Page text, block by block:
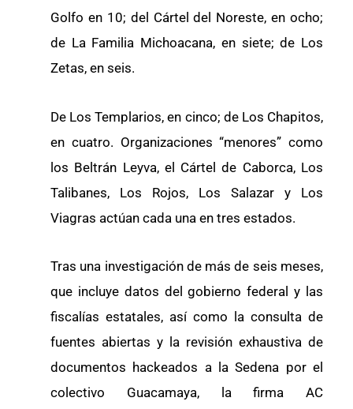
Golfo en 10; del Cártel del Noreste, en ocho;
de La Familia Michoacana, en siete; de Los
Zetas, en seis.
De Los Templarios, en cinco; de Los Chapitos,
en cuatro. Organizaciones “menores” como
los Beltrán Leyva, el Cártel de Caborca, Los
Talibanes, Los Rojos, Los Salazar y Los
Viagras actúan cada una en tres estados.
Tras una investigación de más de seis meses,
que incluye datos del gobierno federal y las
fiscalías estatales, así como la consulta de
fuentes abiertas y la revisión exhaustiva de
documentos hackeados a la Sedena por el
colectivo Guacamaya, la firma AC